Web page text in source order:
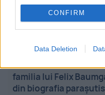
CONFIRM
Data Deletion
România intră
economie fragilă.
12:24-Mihaela
familia lui Felix
din biografia